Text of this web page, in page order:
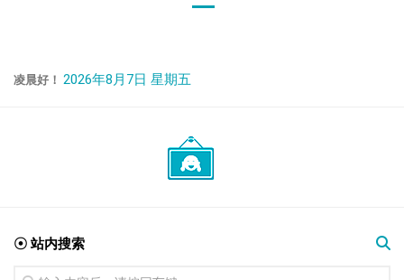
凌晨好！ 2026年8月7日 星期五
☉ 站内搜索